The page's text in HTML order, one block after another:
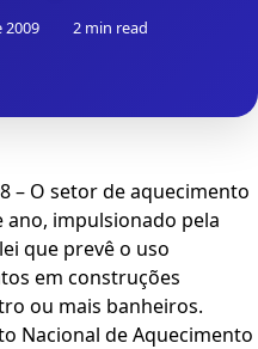
2009 2 min read
– O setor de aquecimento
ano, impulsionado pela
que prevê o uso
em construções
ou mais banheiros.
Nacional de Aquecimento